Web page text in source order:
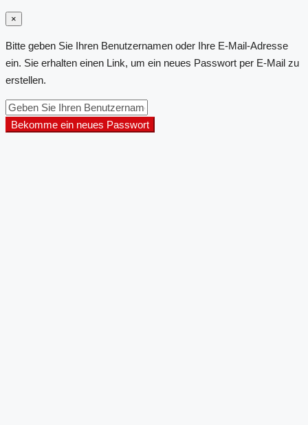
×
Bitte geben Sie Ihren Benutzernamen oder Ihre E-Mail-Adresse
ein. Sie erhalten einen Link, um ein neues Passwort per E-Mail zu
erstellen.
Bekomme ein neues Passwort